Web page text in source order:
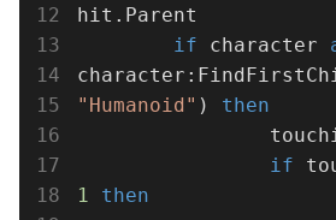
hit.Parent
if character
"Humanoid" ) then
if
1
then